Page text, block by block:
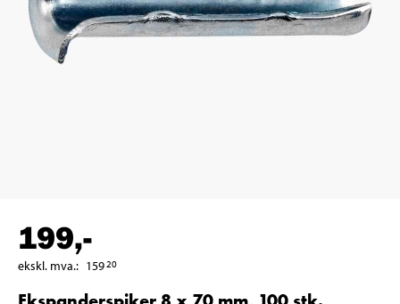
199,-
ekskl. mva.: 15920